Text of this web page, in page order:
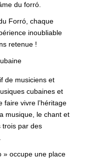
du forró.
Forró, chaque
inoubliable
retenue !
de musiciens et
cubaines et
faire vivre l’héritage
musique, le chant et
trois par des
» occupe une place